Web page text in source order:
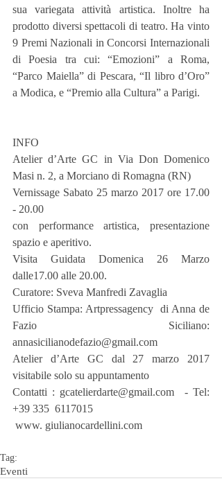
sua variegata attività artistica. Inoltre ha
prodotto diversi spettacoli di teatro. Ha vinto
9 Premi Nazionali in Concorsi Internazionali
di Poesia tra cui: “Emozioni” a Roma,
“Parco Maiella” di Pescara, “Il libro d’Oro”
a Modica, e “Premio alla Cultura” a Parigi.
INFO
Atelier d’Arte GC in Via Don Domenico
Vernissage Sabato 25 marzo 2017 ore 17.00
- 20.00
con performance artistica, presentazione
spazio e aperitivo.
Visita Guidata Domenica 26 Marzo
dalle17.00 alle 20.00.
Curatore: Sveva Manfredi Zavaglia
Ufficio Stampa: Artpressagency  di Anna de
Fazio Siciliano:
annasicilianodefazio@gmail.com
Atelier d’Arte GC dal 27 marzo 2017
visitabile solo su appuntamento
Contatti : gcatelierdarte@gmail.com  - Tel:
+39 335  6117015
www. giulianocardellini.com
Tag:
Eventi